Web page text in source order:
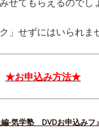
」せずにはいられま
★お申込み方法★
-気学塾 DVDお申込み